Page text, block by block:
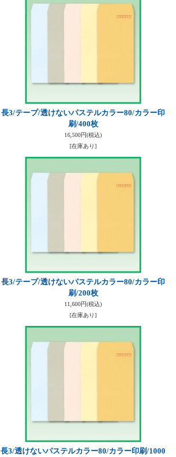
長3/テープ/透けないパステルカラー80/カラー印
刷/400枚
16,500円(税込)
[在庫あり]
長3/テープ/透けないパステルカラー80/カラー印
刷/200枚
11,600円(税込)
[在庫あり]
長3/透けないパステルカラー80/カラー印刷/1000